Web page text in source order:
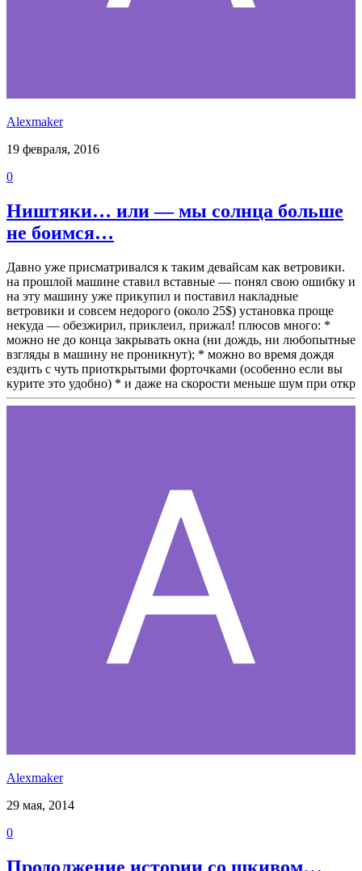
Alexmaker
19 февраля, 2016
0
Ништяки… или — мы солнца больше
не боимся…
Давно уже присматривался к таким девайсам как ветровики.
на прошлой машине ставил вставные — понял свою ошибку и
на эту машину уже прикупил и поставил накладные
ветровики и совсем недорого (около 25$) установка проще
некуда — обезжирил, приклеил, прижал! плюсов много: *
можно не до конца закрывать окна (ни дождь, ни любопытные
взгляды в машину не проникнут); * можно во время дождя
ездить с чуть приоткрытыми форточками (особенно если вы
курите это удобно) * и даже на скорости меньше шум при откр
Alexmaker
29 мая, 2014
0
Продолжение истории со шкивом…